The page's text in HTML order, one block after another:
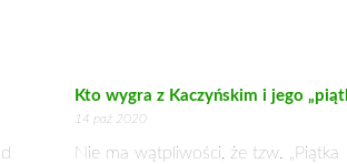
Kto wygra z Kaczyńskim i jego
14 paź 2020
Nie ma wątpliwości, że tzw. „Piątka